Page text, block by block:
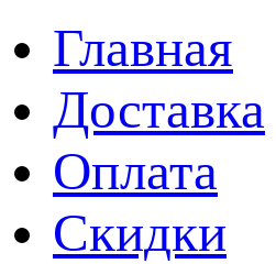
Главная
Доставка
Оплата
Скидки